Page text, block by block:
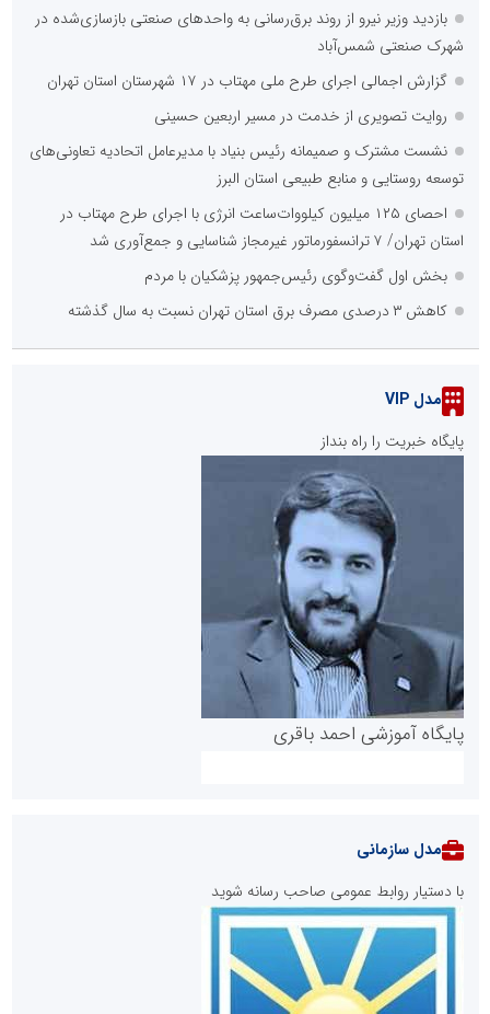
بازدید وزیر نیرو از روند برق‌رسانی به واحدهای صنعتی بازسازی‌شده در
شهرک صنعتی شمس‌آباد
گزارش اجمالی اجرای طرح ملی مهتاب در ۱۷ شهرستان استان تهران
روایت تصویری از خدمت در مسیر اربعین حسینی
نشست مشترک و صمیمانه رئیس بنیاد با مدیرعامل اتحادیه تعاونی‌های
توسعه روستایی و منابع طبیعی استان البرز
احصای ۱۲۵ میلیون کیلووات‌ساعت انرژی با اجرای طرح مهتاب در
استان تهران/ ۷ ترانسفورماتور غیرمجاز شناسایی و جمع‌آوری شد
بخش اول گفت‌وگوی رئیس‌جمهور پزشکیان با مردم
کاهش ۳ درصدی مصرف برق استان تهران نسبت به سال گذشته
مدل VIP
پایگاه خبریت را راه بنداز
پایگاه آموزشی احمد باقری
مدل سازمانی
با دستیار روابط عمومی صاحب رسانه شوید